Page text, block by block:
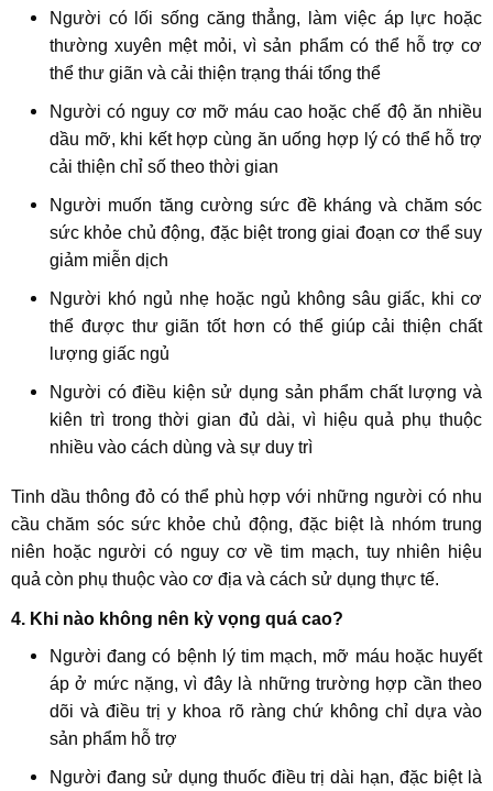
Người có lối sống căng thẳng, làm việc áp lực hoặc
thường xuyên mệt mỏi, vì sản phẩm có thể hỗ trợ cơ
thể thư giãn và cải thiện trạng thái tổng thể
Người có nguy cơ mỡ máu cao hoặc chế độ ăn nhiều
dầu mỡ, khi kết hợp cùng ăn uống hợp lý có thể hỗ trợ
cải thiện chỉ số theo thời gian
Người muốn tăng cường sức đề kháng và chăm sóc
sức khỏe chủ động, đặc biệt trong giai đoạn cơ thể suy
giảm miễn dịch
Người khó ngủ nhẹ hoặc ngủ không sâu giấc, khi cơ
thể được thư giãn tốt hơn có thể giúp cải thiện chất
lượng giấc ngủ
Người có điều kiện sử dụng sản phẩm chất lượng và
kiên trì trong thời gian đủ dài, vì hiệu quả phụ thuộc
nhiều vào cách dùng và sự duy trì
Tinh dầu thông đỏ có thể phù hợp với những người có nhu
cầu chăm sóc sức khỏe chủ động, đặc biệt là nhóm trung
niên hoặc người có nguy cơ về tim mạch, tuy nhiên hiệu
quả còn phụ thuộc vào cơ địa và cách sử dụng thực tế.
4. Khi nào không nên kỳ vọng quá cao?
Người đang có bệnh lý tim mạch, mỡ máu hoặc huyết
áp ở mức nặng, vì đây là những trường hợp cần theo
dõi và điều trị y khoa rõ ràng chứ không chỉ dựa vào
sản phẩm hỗ trợ
Người đang sử dụng thuốc điều trị dài hạn, đặc biệt là